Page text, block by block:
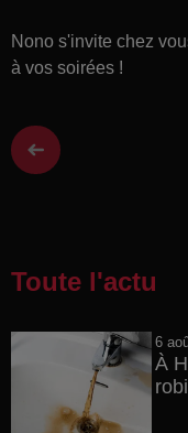
Nono s'invite chez
à vos soirées !
Toute l'actu
6
À